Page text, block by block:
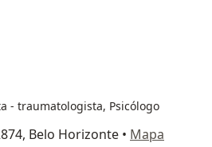
- traumatologista, Psicólogo
Belo Horizonte • Mapa